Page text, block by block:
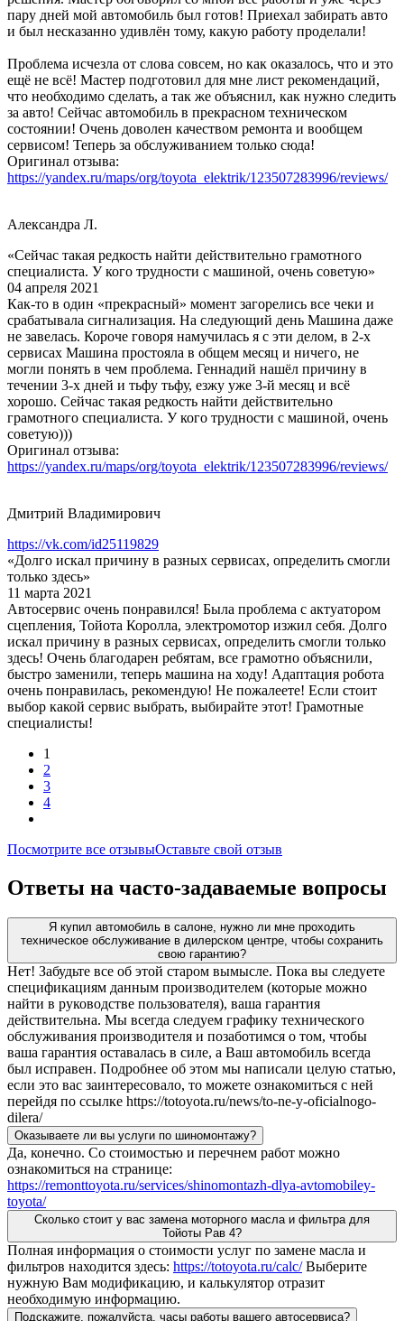
пару дней мой автомобиль был готов! Приехал забирать авто
и был несказанно удивлён тому, какую работу проделали!
Проблема исчезла от слова совсем, но как оказалось, что и это
ещё не всё! Мастер подготовил для мне лист рекомендаций,
что необходимо сделать, а так же объяснил, как нужно следить
за авто! Сейчас автомобиль в прекрасном техническом
состоянии! Очень доволен качеством ремонта и вообщем
сервисом! Теперь за обслуживанием только сюда!
Оригинал отзыва:
https://yandex.ru/maps/org/toyota_elektrik/123507283996/reviews/
Александра Л.
«Сейчас такая редкость найти действительно грамотного
специалиста. У кого трудности с машиной, очень советую»
04 апреля 2021
Как-то в один «прекрасный» момент загорелись все чеки и
срабатывала сигнализация. На следующий день Машина даже
не завелась. Короче говоря намучилась я с эти делом, в 2-х
сервисах Машина простояла в общем месяц и ничего, не
могли понять в чем проблема. Геннадий нашёл причину в
течении 3-х дней и тьфу тьфу, езжу уже 3-й месяц и всё
хорошо. Сейчас такая редкость найти действительно
грамотного специалиста. У кого трудности с машиной, очень
советую)))
Оригинал отзыва:
https://yandex.ru/maps/org/toyota_elektrik/123507283996/reviews/
Дмитрий Владимирович
https://vk.com/id25119829
«Долго искал причину в разных сервисах, определить смогли
только здесь»
11 марта 2021
Автосервис очень понравился! Была проблема с актуатором
сцепления, Тойота Королла, электромотор изжил себя. Долго
искал причину в разных сервисах, определить смогли только
здесь! Очень благодарен ребятам, все грамотно объяснили,
быстро заменили, теперь машина на ходу! Адаптация робота
очень понравилась, рекомендую! Не пожалеете! Если стоит
выбор какой сервис выбрать, выбирайте этот! Грамотные
специалисты!
1
2
3
4
Посмотрите все отзывыОставьте свой отзыв
Ответы на часто-задаваемые вопросы
Я купил автомобиль в салоне, нужно ли мне проходить
техническое обслуживание в дилерском центре, чтобы сохранить
свою гарантию?
Нет! Забудьте все об этой старом вымысле. Пока вы следуете
спецификациям данным производителем (которые можно
найти в руководстве пользователя), ваша гарантия
действительна. Мы всегда следуем графику технического
обслуживания производителя и позаботимся о том, чтобы
ваша гарантия оставалась в силе, а Ваш автомобиль всегда
был исправен. Подробнее об этом мы написали целую статью,
если это вас заинтересовало, то можете ознакомиться с ней
перейдя по ссылке https://totoyota.ru/news/to-ne-y-oficialnogo-
dilera/
Оказываете ли вы услуги по шиномонтажу?
Да, конечно. Со стоимостью и перечнем работ можно
ознакомиться на странице:
https://remonttoyota.ru/services/shinomontazh-dlya-avtomobiley-
toyota/
Сколько стоит у вас замена моторного масла и фильтра для
Тойоты Рав 4?
Полная информация о стоимости услуг по замене масла и
фильтров находится здесь: https://totoyota.ru/calc/Выберите
нужную Вам модификацию, и калькулятор отразит
необходимую информацию.
Подскажите, пожалуйста, часы работы вашего автосервиса?